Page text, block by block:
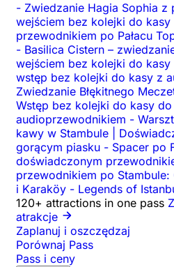
- Zwiedzanie Hagia Sophia z
wejściem bez kolejki do kasy
przewodnikiem po Pałacu
- Basilica Cistern –
wejściem bez kolejki do kasy
wstęp bez kolejki do kasy z
Zwiedzanie Błękitnego
Wstęp bez kolejki do kasy
audioprzewodnikiem -
kawy w Stambule |
gorącym piasku - Spacer po
doświadczonym
przewodnikiem po Stambule:
i Karaköy - Legends of
120+ attractions in one pass
atrakcje
Zaplanuj i oszczędzaj
Porównaj Pass
Pass i ceny